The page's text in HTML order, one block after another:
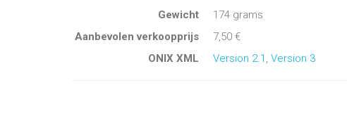
Gewicht
174 grams
Aanbevolen verkoopprijs
7,50 €
ONIX XML
Version 2.1 Version 3